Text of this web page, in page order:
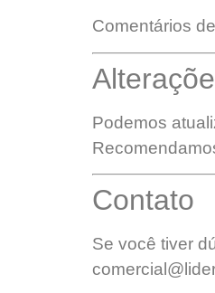
Comentários
Podemos
Contato
Se você tiver